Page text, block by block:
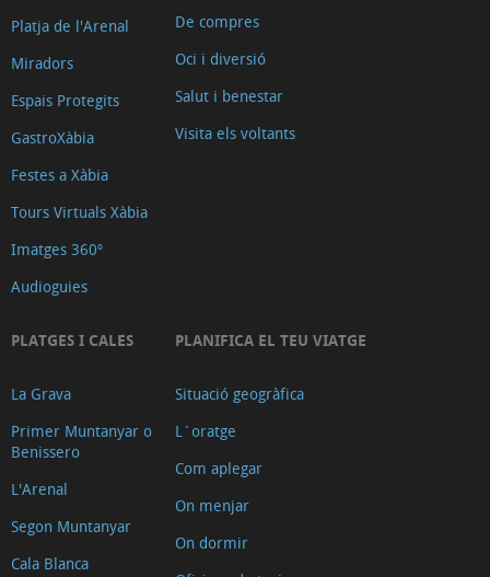
Platja de l'Arenal
Miradors
Espais Protegits
GastroXàbia
Festes a Xàbia
Tours Virtuals Xàbia
Imatges 360º
Audioguies
De compres
Oci i diversió
Salut i benestar
Visita els voltants
PLATGES I CALES
La Grava
Primer Muntanyar o
Benissero
L'Arenal
Segon Muntanyar
Cala Blanca
PLANIFICA EL TEU VIATGE
Situació geogràfica
L´oratge
Com aplegar
On menjar
On dormir